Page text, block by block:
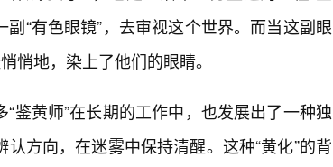
“有色眼镜”，去审视这个世界。而当这副眼
悄地，染上了他们的眼睛。
“鉴黄师”在长期的工作中，也发展出了一种独
认方向，在迷雾中保持清醒。这种“黄化”的背